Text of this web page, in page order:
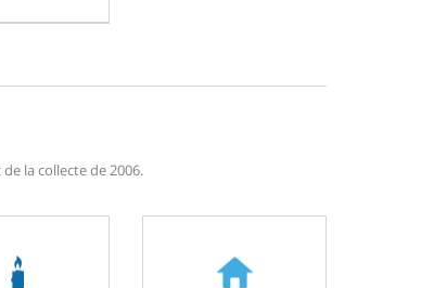
la collecte de 2006.